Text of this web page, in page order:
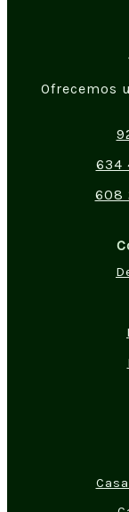
Ofrecemos
634
608